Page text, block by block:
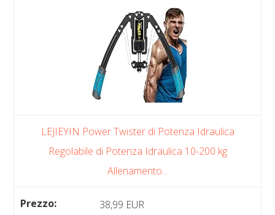
LEJIEYIN Power Twister di Potenza Idraulica
Regolabile di Potenza Idraulica 10-200 kg
Allenamento...
38,99 EUR